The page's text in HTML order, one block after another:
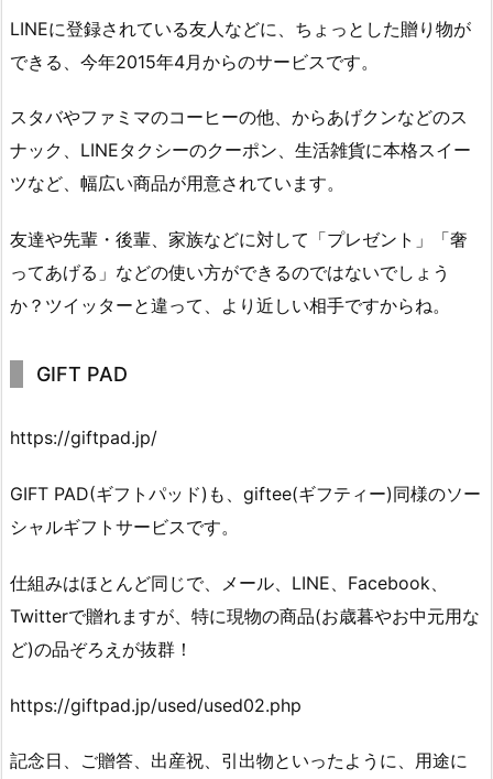
LINEに登録されている友人などに、ちょっとした贈り物が
できる、今年2015年4月からのサービスです。
スタバやファミマのコーヒーの他、からあげクンなどのス
ナック、LINEタクシーのクーポン、生活雑貨に本格スイー
ツなど、幅広い商品が用意されています。
友達や先輩・後輩、家族などに対して「プレゼント」「奢
ってあげる」などの使い方ができるのではないでしょう
か？ツイッターと違って、より近しい相手ですからね。
GIFT PAD
https://giftpad.jp/
GIFT PAD(ギフトパッド)も、giftee(ギフティー)同様のソー
シャルギフトサービスです。
仕組みはほとんど同じで、メール、LINE、Facebook、
Twitterで贈れますが、特に現物の商品(お歳暮やお中元用な
ど)の品ぞろえが抜群！
https://giftpad.jp/used/used02.php
記念日、ご贈答、出産祝、引出物といったように、用途に